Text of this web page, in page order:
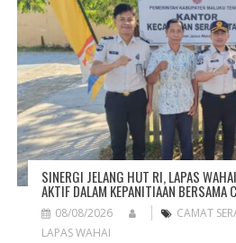
SINERGI JELANG HUT RI, LAPAS
AKTIF DALAM KEPANITIAAN BERSAMA
08/08/2026 CAMAT
LAPAS WAHAI